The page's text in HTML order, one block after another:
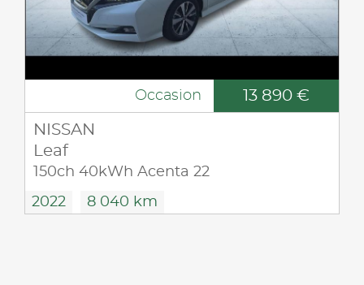
Occasion 13 890 €
NISSAN
Leaf
150ch 40kWh Acenta 22
2022 8 040 km